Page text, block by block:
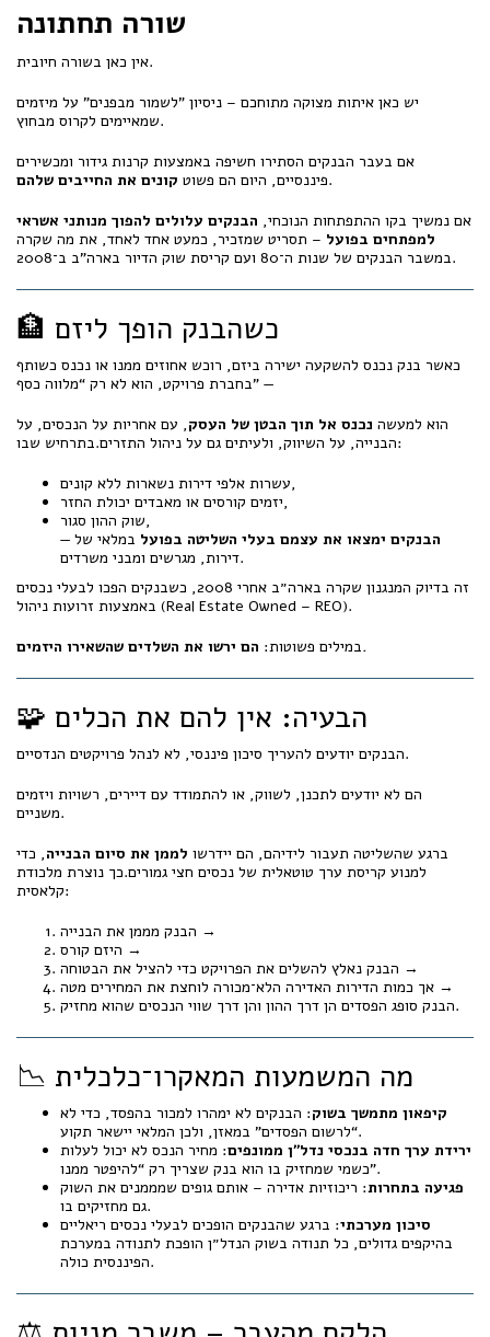
שורה תחתונה
אין כאן בשורה חיובית.
יש כאן איתות מצוקה מתוחכם – ניסיון "לשמור מבפנים" על מיזמים
שמאיימים לקרוס מבחוץ.
אם בעבר הבנקים הסתירו חשיפה באמצעות קרנות גידור ומכשירים
פיננסיים, היום הם פשוט קונים את החייבים שלהם
.
אם נמשיך בקו ההתפתחות הנוכחי, הבנקים עלולים להפוך מנותני אשראי
למפתחים בפועל – תסריט שמזכיר, כמעט אחד לאחד, את מה שקרה
במשבר הבנקים של שנות ה־80 ועם קריסת שוק הדיור בארה"ב ב־2008.
🏦 כשהבנק הופך ליזם
כאשר בנק נכנס להשקעה ישירה ביזם, רוכש אחוזים ממנו או נכנס כשותף
בחברת פרויקט, הוא לא רק “מלווה כסף” —
הוא למעשה נכנס אל תוך הבטן של העסק, עם אחריות על הנכסים, על
הבנייה, על השיווק, ולעיתים גם על ניהול התזרים.בתרחיש שבו:
עשרות אלפי דירות נשארות ללא קונים,
יזמים קורסים או מאבדים יכולת החזר,
שוק ההון סגור,
—
הבנקים ימצאו את עצמם בעלי השליטה בפועל במלאי של
דירות, מגרשים ומבני משרדים.
זה בדיוק המנגנון שקרה בארה״ב אחרי 2008, כשבנקים הפכו לבעלי נכסים
באמצעות זרועות ניהול (Real Estate Owned – REO).
במילים פשוטות:הם ירשו את השלדים שהשאירו היזמים.
🧩 הבעיה: אין להם את הכלים
הבנקים יודעים להעריך סיכון פיננסי, לא לנהל פרויקטים הנדסיים.
הם לא יודעים לתכנן, לשווק, או להתמודד עם דיירים, רשויות ויזמים
משניים.
ברגע שהשליטה תעבור לידיהם, הם יידרשו לממן את סיום הבנייה, כדי
למנוע קריסת ערך טוטאלית של נכסים חצי גמורים.כך נוצרת מלכודת
קלאסית:
הבנק מממן את הבנייה →
היזם קורס →
הבנק נאלץ להשלים את הפרויקט כדי להציל את הבטוחה →
אך כמות הדירות האדירה הלא־מכורה לוחצת את המחירים מטה →
הבנק סופג הפסדים הן דרך ההון והן דרך שווי הנכסים שהוא מחזיק.
📉 מה המשמעות המאקרו־כלכלית
קיפאון מתמשך בשוק: הבנקים לא ימהרו למכור בהפסד, כדי לא
“לרשום הפסדים” במאזן, ולכן המלאי יישאר תקוע.
ירידת ערך חדה בנכסי נדל״ן ממונפים: מחיר הנכס לא יכול לעלות
כשמי שמחזיק בו הוא בנק שצריך רק “להיפטר ממנו”.
פגיעה בתחרות: ריכוזיות אדירה – אותם גופים שמממנים את השוק
גם מחזיקים בו.
סיכון מערכתי: ברגע שהבנקים הופכים לבעלי נכסים ריאליים
בהיקפים גדולים, כל תנודה בשוק הנדל״ן הופכת לתנודה במערכת
הפיננסית כולה.